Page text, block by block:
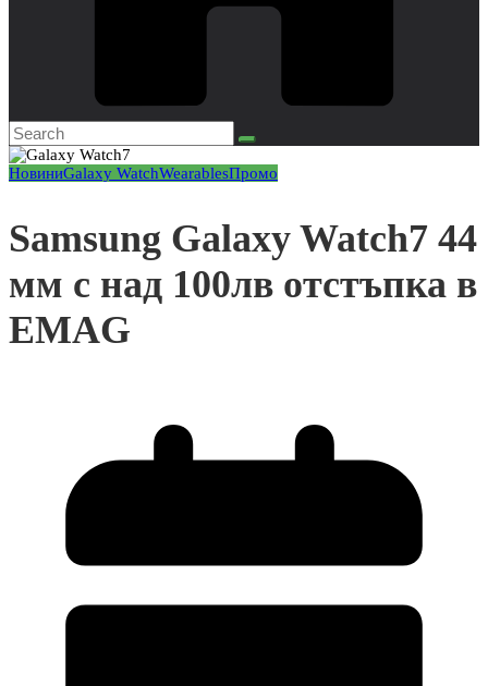
НовиниGalaxy WatchWearablesПромо
Samsung Galaxy Watch7 44
мм с над 100лв отстъпка в
EMAG